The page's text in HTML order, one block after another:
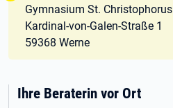
Gymnasium St. Christophorus
Kardinal-von-Galen-Straße 1
59368 Werne
Ihre Beraterin vor Ort